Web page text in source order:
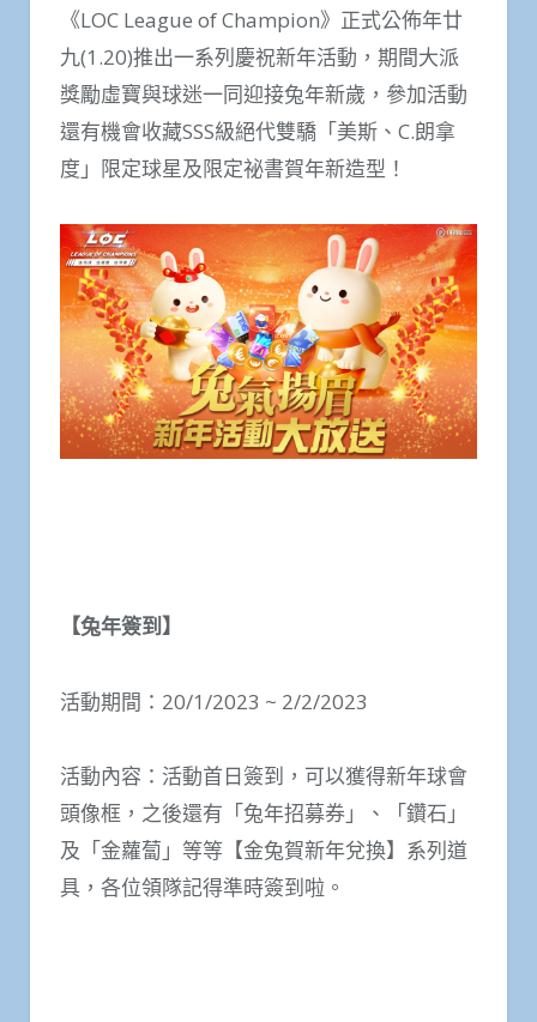
《LOC League of Champion》正式公佈年廿
九(1.20)推出一系列慶祝新年活動，期間大派
獎勵虛寶與球迷一同迎接兔年新歲，參加活動
還有機會收藏SSS級絕代雙驕「美斯、C.朗拿
度」限定球星及限定祕書賀年新造型！
【兔年簽到】
活動期間：20/1/2023 ~ 2/2/2023
活動內容：活動首日簽到，可以獲得新年球會
頭像框，之後還有「兔年招募券」、「鑽石」
及「金蘿蔔」等等【金兔賀新年兌換】系列道
具，各位領隊記得準時簽到啦。